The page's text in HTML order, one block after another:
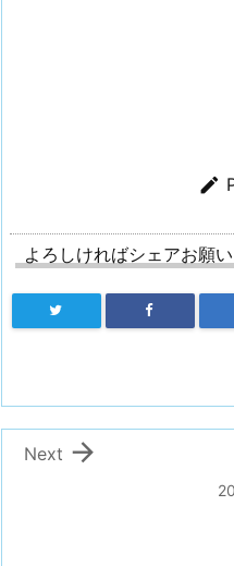

よろしければシェアお願

Next